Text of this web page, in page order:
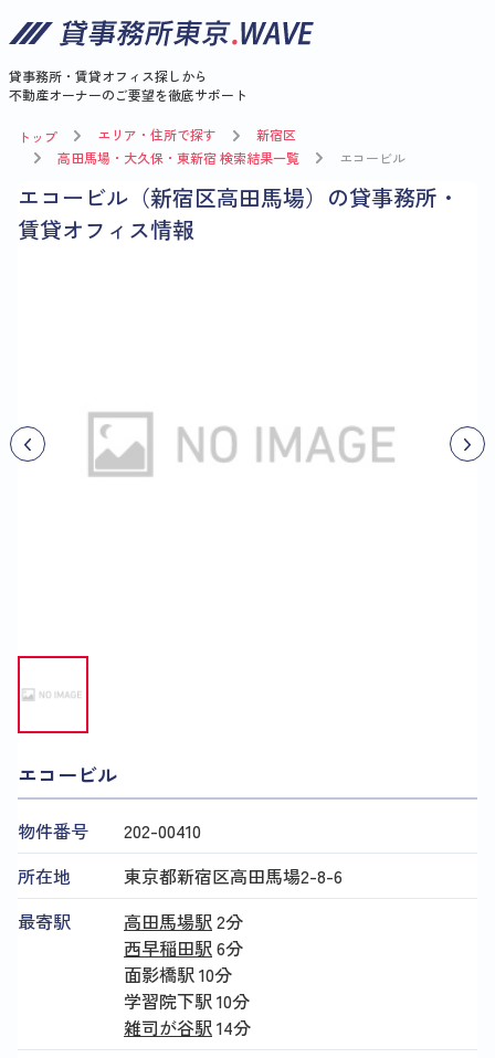
貸事務所・賃貸オフィス探しから
不動産オーナーのご要望を徹底サポート
トップ エリア・住所で探す
新宿区
高田馬場・大久保・東新宿 検索結果一覧
エコービル
エコービル（新宿区高田馬場）の貸事務所・
賃貸オフィス情報
エコービル
物件番号
202​-​00410
所在地
東京都新宿区高田馬場2-8-6
最寄駅
高田馬場駅2分
西早稲田駅6分
面影橋駅10分
学習院下駅10分
雑司が谷駅14分